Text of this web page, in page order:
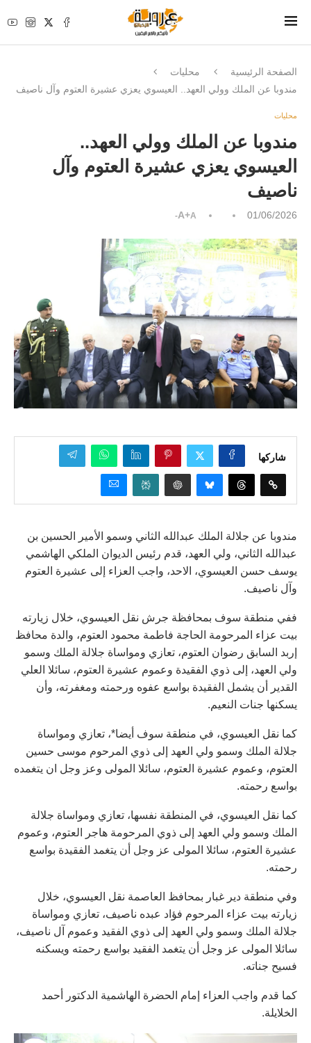
الصفحة الرئيسية
محليات
مندوبا عن الملك وولي العهد.. العيسوي يعزي عشيرة العتوم وآل ناصيف
محليات
مندوبا عن الملك وولي العهد..
العيسوي يعزي عشيرة العتوم وآل
ناصيف
01/06/2026
A+A-
شاركها
مندوبا عن جلالة الملك عبدالله الثاني وسمو الأمير الحسين بن
عبدالله الثاني، ولي العهد، قدم رئيس الديوان الملكي الهاشمي
يوسف حسن العيسوي، الاحد، واجب العزاء إلى عشيرة العتوم
وآل ناصيف.
ففي منطقة سوف بمحافظة جرش نقل العيسوي، خلال زيارته
بيت عزاء المرحومة الحاجة فاطمة محمود العتوم، والدة محافظ
إربد السابق رضوان العتوم، تعازي ومواساة جلالة الملك وسمو
ولي العهد، إلى ذوي الفقيدة وعموم عشيرة العتوم، سائلا العلي
القدير أن يشمل الفقيدة بواسع عفوه ورحمته ومغفرته، وأن
يسكنها جنات النعيم.
كما نقل العيسوي، في منطقة سوف أيضا*، تعازي ومواساة
جلالة الملك وسمو ولي العهد إلى ذوي المرحوم موسى حسين
العتوم، وعموم عشيرة العتوم، سائلا المولى وعز وجل ان يتغمده
بواسع رحمته.
كما نقل العيسوي، في المنطقة نفسها، تعازي ومواساة جلالة
الملك وسمو ولي العهد إلى ذوي المرحومة هاجر العتوم، وعموم
عشيرة العتوم، سائلا المولى عز وجل أن يتغمد الفقيدة بواسع
رحمته.
وفي منطقة دير غبار بمحافظ العاصمة نقل العيسوي، خلال
زيارته بيت عزاء المرحوم فؤاد عبده ناصيف، تعازي ومواساة
جلالة الملك وسمو ولي العهد إلى ذوي الفقيد وعموم آل ناصيف،
سائلا المولى عز وجل أن يتغمد الفقيد بواسع رحمته ويسكنه
فسيح جناته.
كما قدم واجب العزاء إمام الحضرة الهاشمية الدكتور أحمد
الخلايلة.